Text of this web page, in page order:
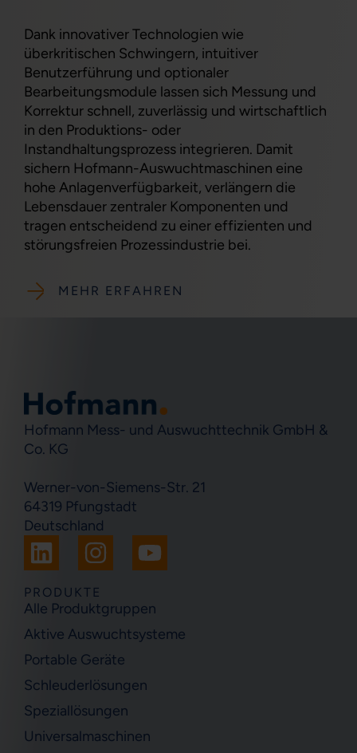
Dank innovativer Technologien wie
überkritischen Schwingern, intuitiver
Benutzerführung und optionaler
Bearbeitungsmodule lassen sich Messung und
Korrektur schnell, zuverlässig und wirtschaftlich
in den Produktions- oder
Instandhaltungsprozess integrieren. Damit
sichern Hofmann-Auswuchtmaschinen eine
hohe Anlagenverfügbarkeit, verlängern die
Lebensdauer zentraler Komponenten und
tragen entscheidend zu einer effizienten und
störungsfreien Prozessindustrie bei.
MEHR ERFAHREN
Hofmann Mess- und Auswuchttechnik GmbH &
Co. KG
Werner-von-Siemens-Str. 21
64319 Pfungstadt
Deutschland
L
i
n
k
e
d
i
n
I
n
s
t
a
g
r
a
m
Y
o
t
u
PRODUKTE
Alle Produktgruppen
Aktive Auswuchtsysteme
Portable Geräte
Schleuderlösungen
Speziallösungen
Universalmaschinen